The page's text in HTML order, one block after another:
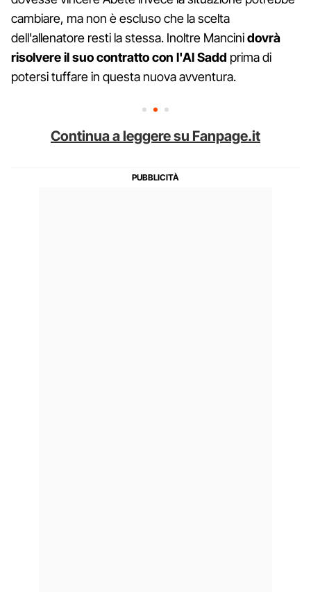
cambiare, ma non è escluso che la scelta
dell'allenatore resti la stessa. Inoltre Mancinidovrà
risolvere il suo contratto con l'Al Sadd prima di
potersi tuffare in questa nuova avventura.
Continua a leggere su Fanpage.it